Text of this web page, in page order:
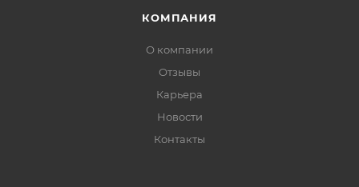
КОМПАНИЯ
О компании
Отзывы
Карьера
Новости
Контакты